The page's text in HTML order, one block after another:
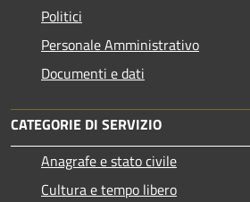
Politici
Personale Amministrativo
Documenti e dati
CATEGORIE DI SERVIZIO
Anagrafe e stato civile
Cultura e tempo libero